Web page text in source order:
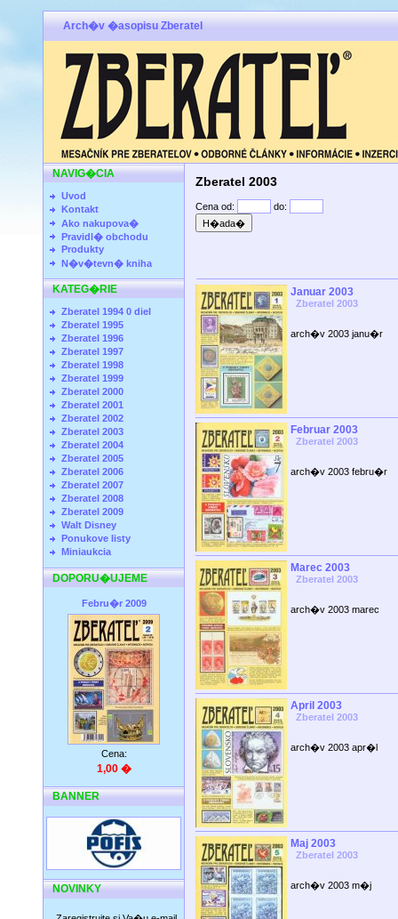
Arch�v �asopisu Zberatel
NAVIG�CIA
Uvod
Kontakt
Ako nakupova�
Pravidl� obchodu
Produkty
N�v�tevn� kniha
KATEG�RIE
Zberatel 1994 0 diel
Zberatel 1995
Zberatel 1996
Zberatel 1997
Zberatel 1998
Zberatel 1999
Zberatel 2000
Zberatel 2001
Zberatel 2002
Zberatel 2003
Zberatel 2004
Zberatel 2005
Zberatel 2006
Zberatel 2007
Zberatel 2008
Zberatel 2009
Walt Disney
Ponukove listy
Miniaukcia
DOPORU�UJEME
Febru�r 2009
Cena:
1,00 �
BANNER
NOVINKY
Zberatel 2003
Cena od: do:
Januar 2003
Zberatel 2003
arch�v 2003 janu�r
Februar 2003
Zberatel 2003
arch�v 2003 febru�r
Marec 2003
Zberatel 2003
arch�v 2003 marec
April 2003
Zberatel 2003
arch�v 2003 apr�l
Maj 2003
Zberatel 2003
arch�v 2003 m�j